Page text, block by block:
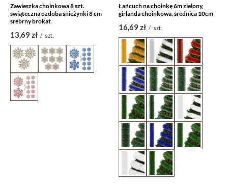
Zawieszka choinkowa 8 szt.
świąteczna ozdoba śnieżynki 8 cm
srebrny brokat
13,69 zł / szt.
Łańcuch na choinkę 6m zielony,
girlanda choinkowa, średnica 10cm
16,69 zł / szt.